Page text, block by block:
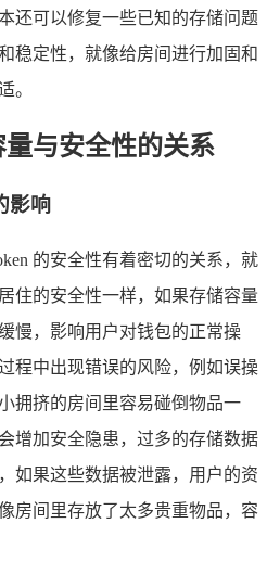
还可以修复一些已知的存储问题
稳定性，就像给房间进行加固和
。
与安全性的关系
影响
的安全性有着密切的关系，就
住的安全性一样，如果存储容量
慢，影响用户对钱包的正常操
程中出现错误的风险，例如误操
拥挤的房间里容易碰倒物品一
增加安全隐患，过多的存储数据
如果这些数据被泄露，用户的资
房间里存放了太多贵重物品，容